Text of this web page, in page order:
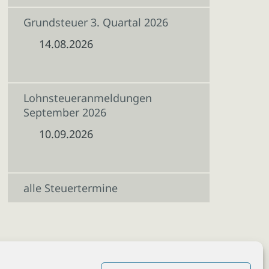
Grundsteuer 3. Quartal 2026
14.08.2026
Lohnsteueranmeldungen
September 2026
10.09.2026
alle Steuertermine